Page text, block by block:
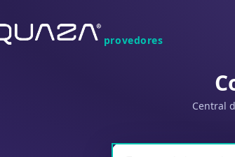
provedores
Central